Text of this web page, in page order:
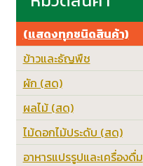
(แสดงทุกชนิดสินค้า)
ข้าวและธัญพืช
ผัก (สด)
ผลไม้ (สด)
ไม้ดอกไม้ประดับ (สด)
อาหารแปรรูปและเครื่องดื่ม